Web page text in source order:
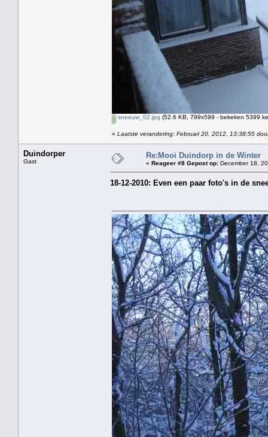
sneeuw_02.jpg (52.6 KB, 799x599 - bekeken 5399
« Laatste verandering: Februari 20, 2012, 13:38:55
Duindorper
Gast
Re:Mooi Duindorp in de Winter
« Reageer #8 Gepost op: December 18,
18-12-2010: Even een paar foto's in de